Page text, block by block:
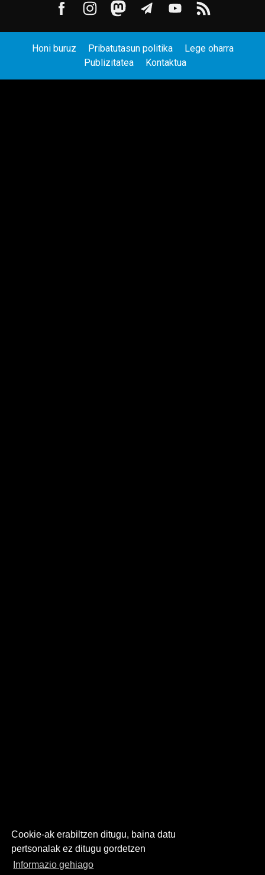
Cookie-ak erabiltzen ditugu, baina datu
pertsonalak ez ditugu gordetzen
Informazio gehiago
Honi buruz Pribatutasun politika
Lege oharra
Publizitatea
Kontaktua